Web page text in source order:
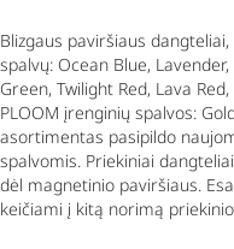
Blizgaus paviršiaus
spalvų: Ocean Blue,
Green, Twilight Red, Lava
PLOOM įrenginių spalvos:
asortimentas pasipildo
spalvomis. Priekiniai
dėl magnetinio paviršiaus.
keičiami į kitą norimą